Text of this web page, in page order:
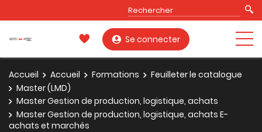
Se connecter
Accueil Accueil Formations
Feuilleter le catalogue
Master (LMD)
Master Gestion de production, logistique, achats
Master Gestion de production, logistique, achats E-
achats et marchés